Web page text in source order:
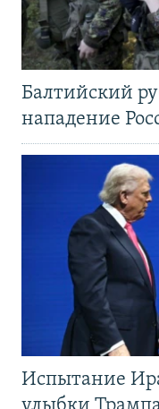
Балтийский
нападение
Испытание